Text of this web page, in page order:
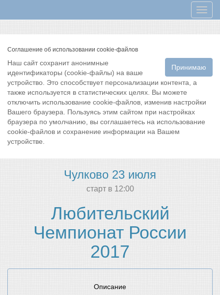
Меню
Соглашение об использовании cookie-файлов
Принимаю
Наш сайт сохранит анонимные
идентификаторы (cookie-файлы) на ваше
устройство. Это способствует персонализации контента, а
также используется в статистических целях. Вы можете
отключить использование cookie-файлов, изменив настройки
Вашего браузера. Пользуясь этим сайтом при настройках
браузера по умолчанию, вы соглашаетесь на использование
cookie-файлов и сохранение информации на Вашем
устройстве.
Чулково 23 июля
cтарт в 12:00
Любительский
Чемпионат России
2017
Описание